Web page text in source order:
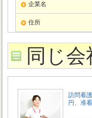
企業名
住所
同じ会
訪問看
円、准